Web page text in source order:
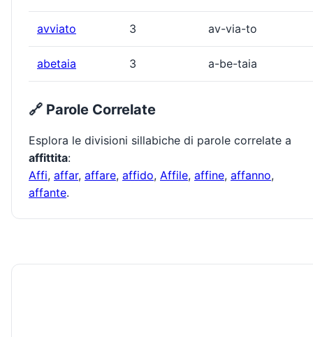
avviato 3 av-via-to
abetaia 3 a-be-taia
🔗 Parole Correlate
Esplora le divisioni sillabiche di parole correlate a
affittita:
Affi, affar, affare, affido, Affile, affine, affanno,
affante.